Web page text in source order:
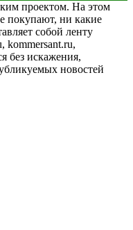
проектом. На этом
покупают, ни какие
собой ленту
kommersant.ru,
без искажения,
новостей